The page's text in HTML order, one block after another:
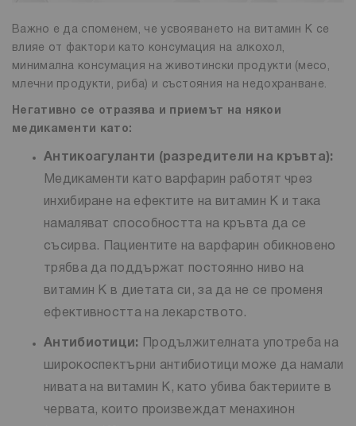
Важно е да споменем, че усвояването на витамин К се
влияе от фактори като консумация на алкохол,
минимална консумация на животински продукти (месо,
млечни продукти, риба) и състояния на недохранване.
Негативно се отразява и приемът на някои
медикаменти като:
Антикоагуланти (разредители на кръвта):
Медикаменти като варфарин работят чрез
инхибиране на ефектите на витамин К и така
намаляват способността на кръвта да се
съсирва. Пациентите на варфарин обикновено
трябва да поддържат постоянно ниво на
витамин К в диетата си, за да не се променя
ефективността на лекарството.
Антибиотици:
Продължителната употреба на
широкоспектърни антибиотици може да намали
нивата на витамин К, като убива бактериите в
червата, които произвеждат менахинон